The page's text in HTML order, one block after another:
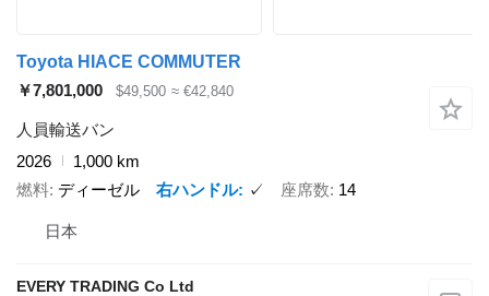
Toyota HIACE COMMUTER
￥7,801,000
$49,500 ≈ €42,840
人員輸送バン
2026
1,000 km
燃料 ディーゼル 右ハンドル ✓ 座席数 14
日本
EVERY TRADING Co Ltd